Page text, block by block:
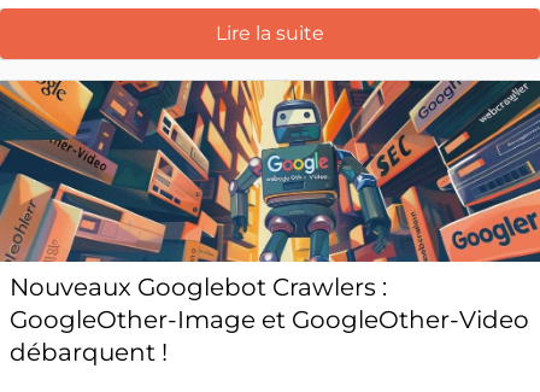
Lire la suite
Nouveaux Googlebot Crawlers :
GoogleOther-Image et GoogleOther-Video
débarquent !